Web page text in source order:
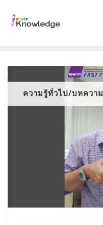
ความรู้ทั่วไป/บทความ